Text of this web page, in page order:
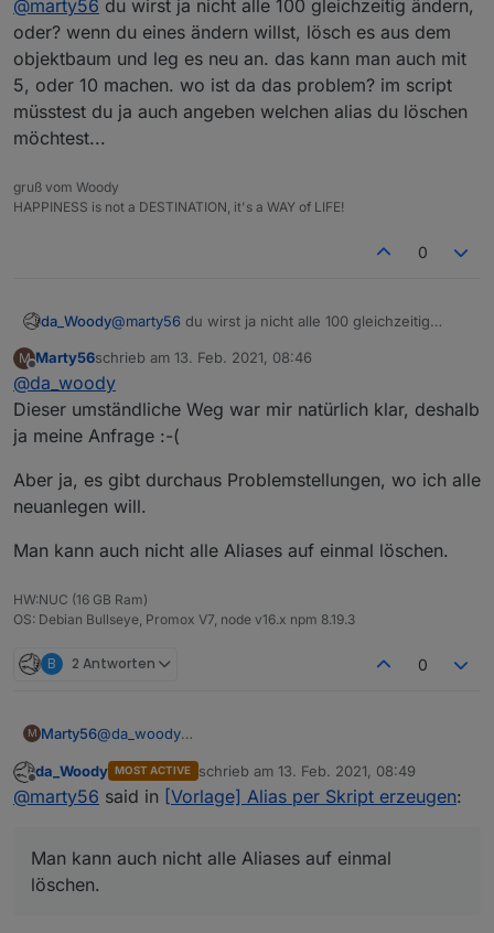
weil sich irgendetwas geändert hat.
Leider kann ich bestehende Aliases nicht
überschreiben, so dass ich sie immer manuell löschen
muss, was bei 100 Aliases nicht mehr gut funktioniert.
Wäre es möglich, dass man per Script einen Alias
löscht und dann wieder neu anlegt?
@marty56 du wirst ja nicht alle 100 gleichzeitig ändern,
oder? wenn du eines ändern willst, lösch es aus dem
objektbaum und leg es neu an. das kann man auch mit
5, oder 10 machen. wo ist da das problem? im script
müsstest du ja auch angeben welchen alias du löschen
möchtest...
gruß vom Woody
HAPPINESS is not a DESTINATION, it's a WAY of LIFE!
0
da_Woody@marty56 du wirst ja nicht alle 100 gleichzeitig
es aus dem objektbaum und leg es neu an. das
kann man auch mit 5, oder 10 machen. wo ist da das
problem? im script müsstest du ja auch angeben
welchen alias du löschen möchtest...
M
Offline
Marty56schrieb am 13. Feb. 2021, 08:46
zuletzt editiert von
@da_woody
Dieser umständliche Weg war mir natürlich klar, deshalb
ja meine Anfrage :-(
Aber ja, es gibt durchaus Problemstellungen, wo ich alle
neuanlegen will.
Man kann auch nicht alle Aliases auf einmal löschen.
HW:NUC (16 GB Ram)
OS: Debian Bullseye, Promox V7, node v16.x npm 8.19.3
B 2 Antworten 0
M Marty56@da_woody
deshalb ja meine Anfrage :-(
Aber ja, es gibt durchaus Problemstellungen, wo ich
alle neuanlegen will.
Offline
da_Woody MOST ACTIVE schrieb am 13. Feb. 2021, 08:49
zuletzt editiert von
@marty56 said in [Vorlage] Alias per Skript erzeugen:
Man kann auch nicht alle Aliases auf einmal
löschen.